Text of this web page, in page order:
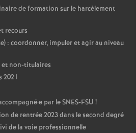
de formation sur le harcèlement
recours
: coordonner, impuler et agir au niveau
et non-titulaires
·e par le SNES-FSU !
de rentrée 2023 dans le second degré
de la voie professionnelle